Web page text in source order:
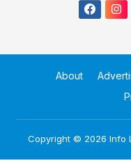
About
Copyright © 2026 Info